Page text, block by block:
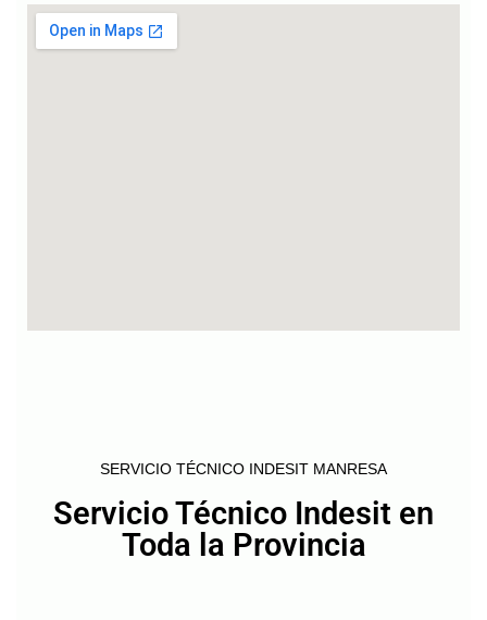
SERVICIO TÉCNICO INDESIT MANRESA
Servicio Técnico Indesit en
Toda la Provincia